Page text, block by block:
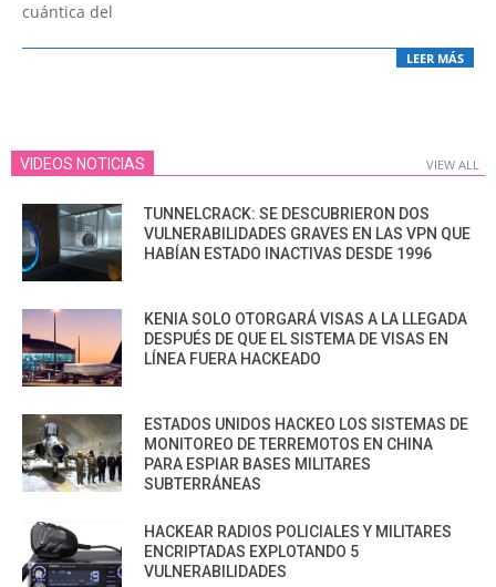
cuántica del
LEER MÁS
VIDEOS NOTICIAS VIEW ALL
TUNNELCRACK: SE DESCUBRIERON DOS
VULNERABILIDADES GRAVES EN LAS VPN QUE
HABÍAN ESTADO INACTIVAS DESDE 1996
KENIA SOLO OTORGARÁ VISAS A LA LLEGADA
DESPUÉS DE QUE EL SISTEMA DE VISAS EN
LÍNEA FUERA HACKEADO
ESTADOS UNIDOS HACKEO LOS SISTEMAS DE
MONITOREO DE TERREMOTOS EN CHINA
PARA ESPIAR BASES MILITARES
SUBTERRÁNEAS
HACKEAR RADIOS POLICIALES Y MILITARES
ENCRIPTADAS EXPLOTANDO 5
VULNERABILIDADES